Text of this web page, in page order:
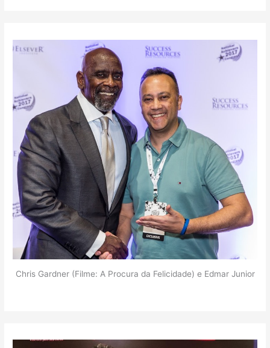
Chris Gardner (Filme: A Procura da Felicidade) e Edmar Junior